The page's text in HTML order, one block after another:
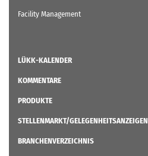
Facility Management
LÜKK-KALENDER
KOMMENTARE
PRODUKTE
STELLENMARKT/GELEGENHEITSANZEIGEN
BRANCHENVERZEICHNIS